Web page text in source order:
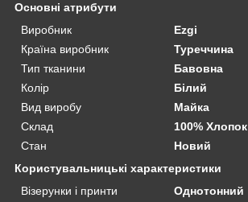
Основні атрибути
Виробник
Ezgi
Країна виробник
Туреччина
Тип тканини
Бавовна
Колір
Білий
Вид виробу
Майка
Склад
100% Хлопок
Стан
Новий
Користувальницькі характеристики
Візерунки і принти
Однотонний